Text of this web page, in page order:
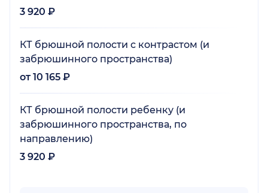
3 920 ₽
КТ брюшной полости с контрастом (и
забрюшинного пространства)
от 10 165 ₽
КТ брюшной полости ребенку (и
забрюшинного пространства, по
направлению)
3 920 ₽